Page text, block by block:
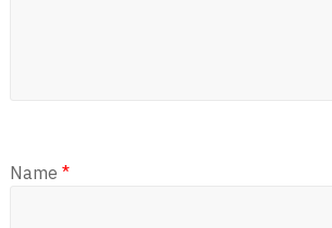
Name *